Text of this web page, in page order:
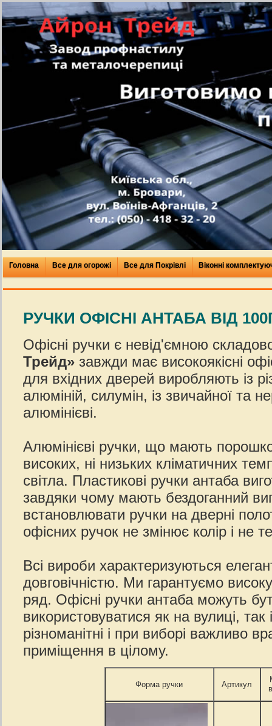
Головна Все для огорожі Все для Покрівлі Віконні
РУЧКИ ОФІСНІ АНТАБА ВІД
Офісні ручки є невід'ємною
Трейд» завжди має високоякісні
для вхідних дверей виробляють із
алюміній, силумін, із звичайної та
алюмінієві.
Алюмінієві ручки, що мають
високих, ні низьких кліматичних
світла. Пластикові ручки антаба
завдяки чому мають бездоганний
встановлювати ручки на дверні
офісних ручок не змінює колір і не
Всі вироби характеризуються
довговічністю. Ми гарантуємо
ряд. Офісні ручки антаба можуть
використовуватися як на вулиці,
різноманітні і при виборі важливо
приміщення в цілому.
Форма ручки Артикул